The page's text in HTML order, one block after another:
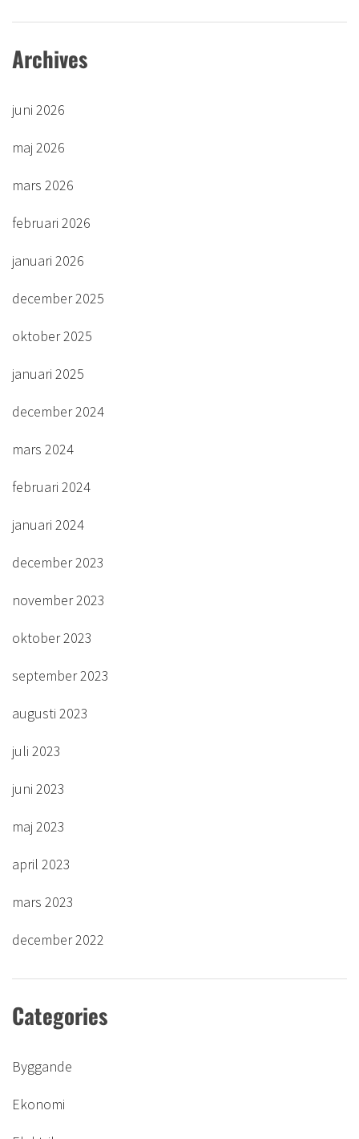
Archives
juni 2026
maj 2026
mars 2026
februari 2026
januari 2026
december 2025
oktober 2025
januari 2025
december 2024
mars 2024
februari 2024
januari 2024
december 2023
november 2023
oktober 2023
september 2023
augusti 2023
juli 2023
juni 2023
maj 2023
april 2023
mars 2023
december 2022
Categories
Byggande
Ekonomi